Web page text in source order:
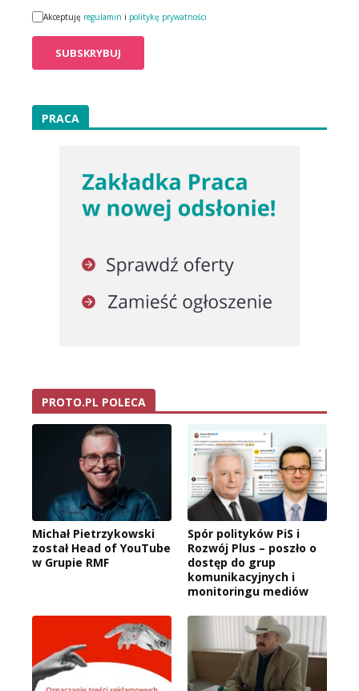
Akceptuję regulamin i politykę prywatności
PRACA
PROTO.PL POLECA
Michał Pietrzykowski
został Head of YouTube
w Grupie RMF
Spór polityków PiS i
Rozwój Plus – poszło o
dostęp do grup
komunikacyjnych i
monitoringu mediów